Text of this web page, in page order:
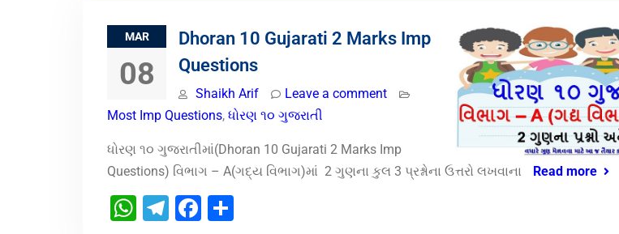
MAR
08
Dhoran 10 Gujarati 2 Marks Imp
Questions
Shaikh Arif
Leave a comment
Most Imp Questions, ધોરણ ૧૦ ગુજરાતી
ધોરણ ૧૦ ગુજરાતીમાં(Dhoran 10 Gujarati 2 Marks Imp
Questions) વિભાગ – A(ગદ્ય વિભાગ)માં 2 ગુણના કુલ 3 પ્રશ્નોના ઉત્તરો લખવાના
Read more
WhatsApp
Telegram
Facebook